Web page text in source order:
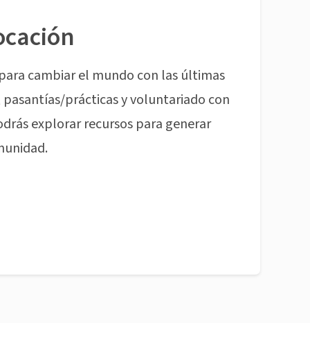
cambiar el mundo con las últimas
prácticas y voluntariado con
explorar recursos para generar